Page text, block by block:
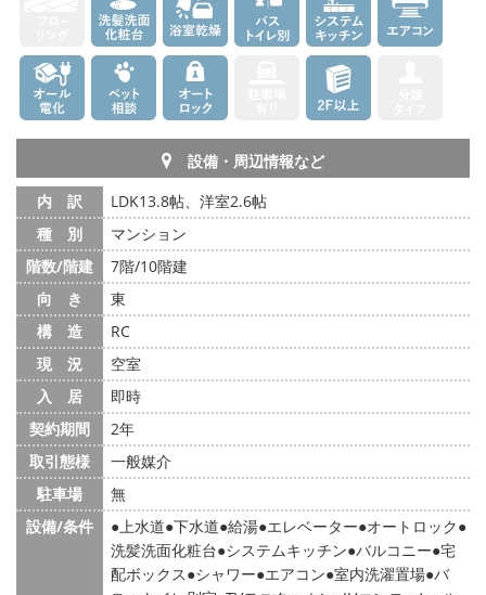
設備・周辺情報など
内 訳
LDK13.8帖、洋室2.6帖
種 別
マンション
階数/階建
7階/10階建
向 き
東
構 造
RC
現 況
空室
入 居
即時
契約期間
2年
取引態様
一般媒介
駐車場
無
設備/条件
上水道 下水道 給湯 エレベーター オートロック
洗髪洗面化粧台 システムキッチン バルコニー 宅
配ボックス シャワー エアコン 室内洗濯置場 バ